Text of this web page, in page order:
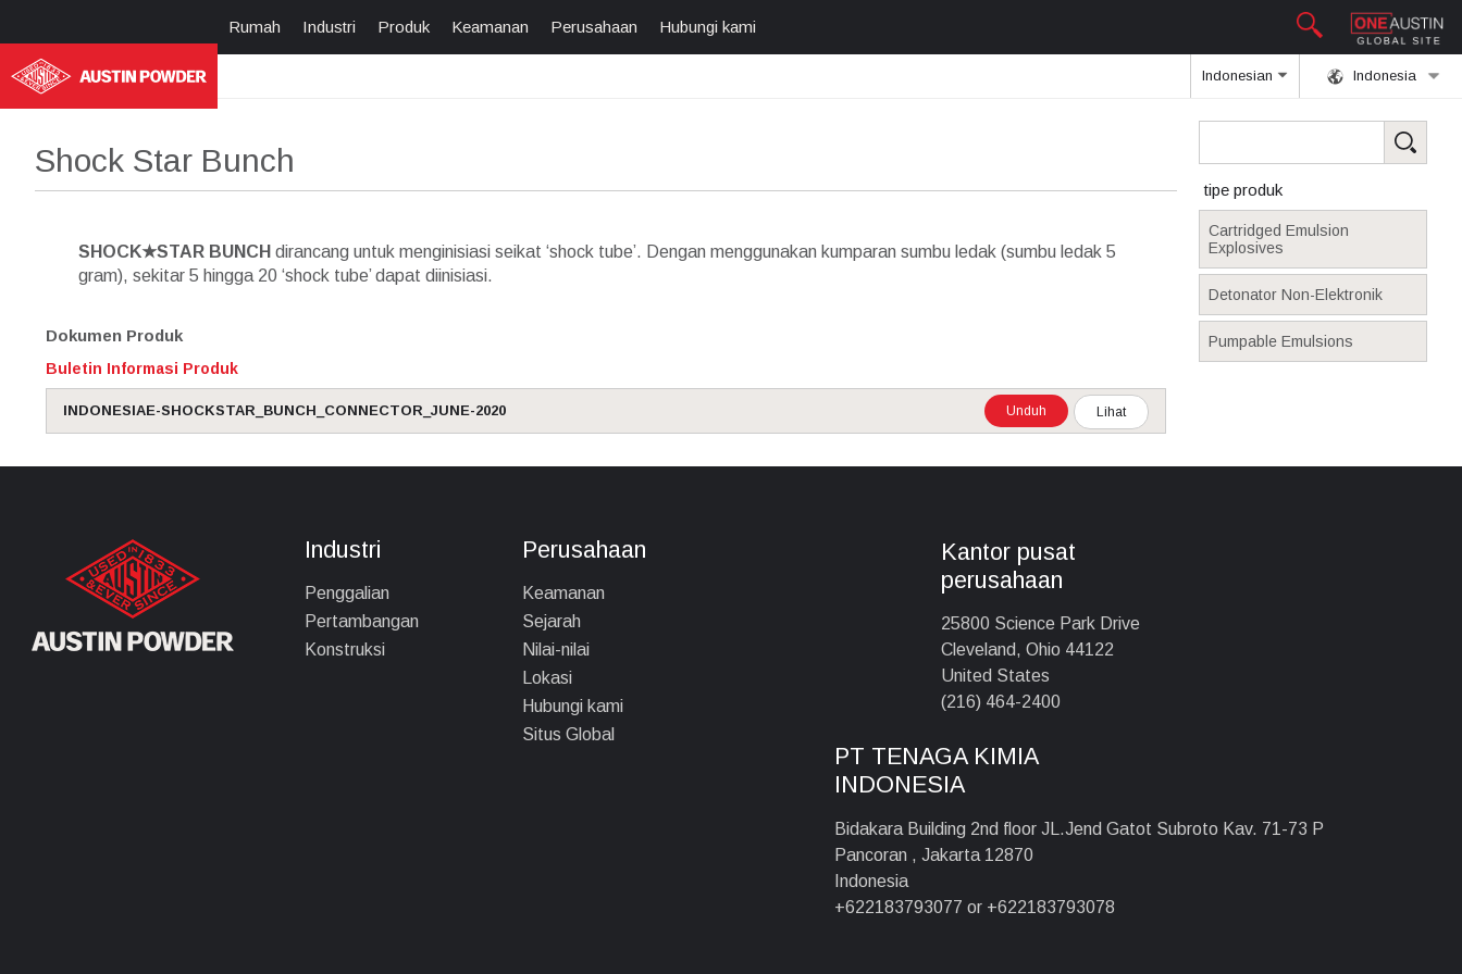
Rumah Industri Produk Keamanan Perusahaan Hubungi kami
Indonesia
Indonesian
tipe produk
Cartridged Emulsion
Explosives
Detonator Non-Elektronik
Pumpable Emulsions
Shock Star Bunch
SHOCK★STAR BUNCH dirancang untuk menginisiasi seikat ‘shock tube’. Dengan menggunakan kumparan sumbu ledak (sumbu ledak 5
gram), sekitar 5 hingga 20 ‘shock tube’ dapat diinisiasi.
Dokumen Produk
Buletin Informasi Produk
INDONESIAE-SHOCKSTAR_BUNCH_CONNECTOR_JUNE-2020 Lihat
Unduh
Industri
Penggalian
Pertambangan
Konstruksi
Perusahaan
Keamanan
Sejarah
Nilai-nilai
Lokasi
Hubungi kami
Situs Global
Kantor pusat
perusahaan
25800 Science Park Drive
Cleveland, Ohio 44122
United States
(216) 464-2400
PT TENAGA KIMIA
INDONESIA
Bidakara Building 2nd floor JL.Jend Gatot Subroto Kav. 71-73 P
Pancoran , Jakarta 12870
Indonesia
+622183793077 or +622183793078